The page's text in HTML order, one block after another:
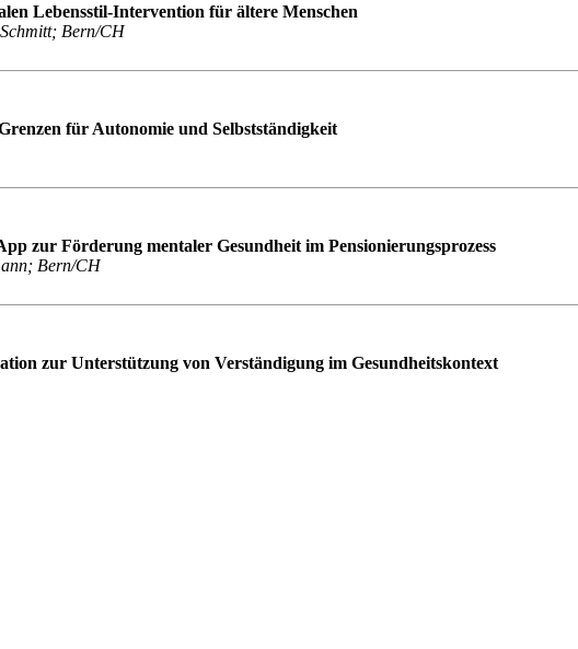
Lebensstil-Intervention für ältere Menschen
Bern/CH
für Autonomie und Selbstständigkeit
zur Förderung mentaler Gesundheit im Pensionierungsprozess
Bern/CH
zur Unterstützung von Verständigung im Gesundheitskontext